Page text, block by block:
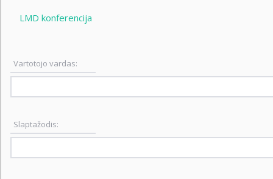
LMD konferencija
Vartotojo vardas:
Slaptažodis: